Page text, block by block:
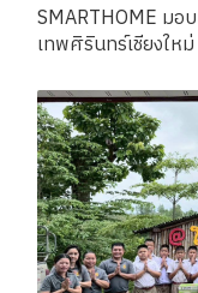
SMARTHOME มอ
เทพศิรินทร์เชียงให